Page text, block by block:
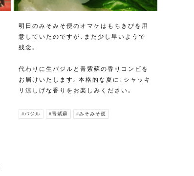
明日のみそみそ便のオマケはもちきびを用
意していたのですが、まだ少し早いようで
残念。
代わりに生バジルと青紫蘇の香りコンビを
お届けいたします。本格的な夏に、シャッキ
リ涼しげな香りをお楽しみください。
#バジル #青紫蘇 #みそみそ便